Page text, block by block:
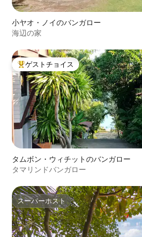
小ヤオ・ノイのバンガロー
海辺の家
大好評のゲストチョイスです。
ゲストチョイス
タムボン・ウィチットのバンガロー
タマリンドバンガロー
スーパーホスト
スーパーホスト